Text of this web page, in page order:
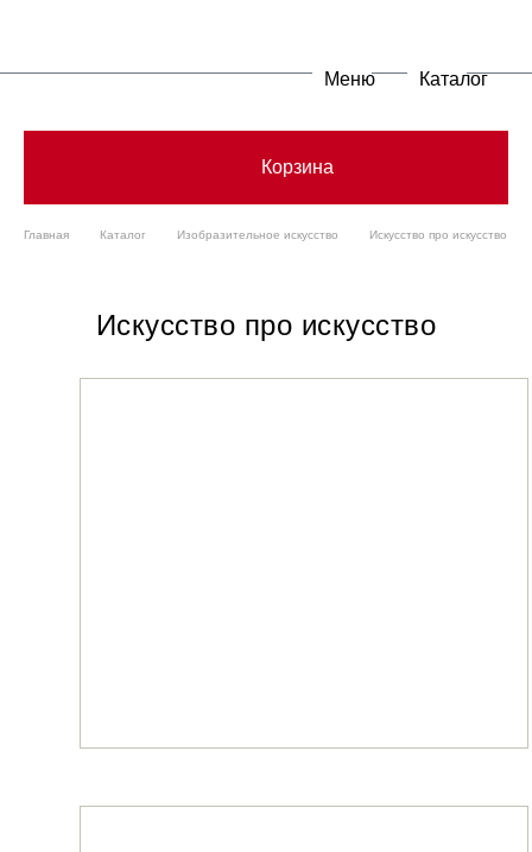
Меню Каталог
Корзина
Главная Каталог Изобразительное искусство Искусство про искусство
Искусство про искусство